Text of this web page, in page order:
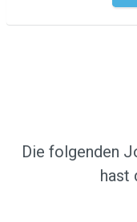
Die folgenden
hast